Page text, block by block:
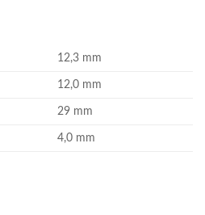
12,3 mm
12,0 mm
29 mm
4,0 mm